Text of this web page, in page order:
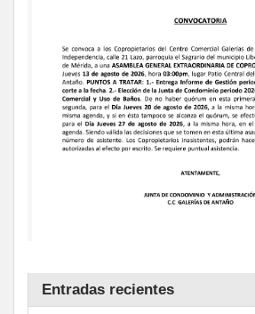
Entradas recientes